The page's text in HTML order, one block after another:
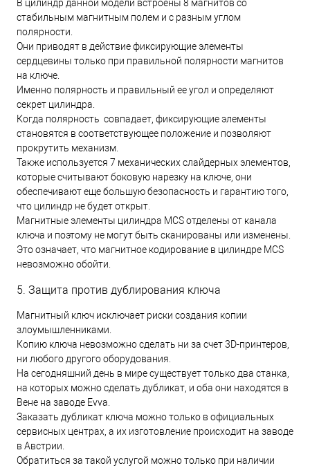
В цилиндр данной модели встроены 8 магнитов со
стабильным магнитным полем и с разным углом
полярности.
Они приводят в действие фиксирующие элементы
сердцевины только при правильной полярности магнитов
на ключе.
Именно полярность и правильный ее угол и определяют
секрет цилиндра.
Когда полярность совпадает, фиксирующие элементы
становятся в соответствующее положение и позволяют
прокрутить механизм.
Также используется 7 механических слайдерных элементов,
которые считывают боковую нарезку на ключе, они
обеспечивают еще большую безопасность и гарантию того,
что цилиндр не будет открыт.
Магнитные элементы цилиндра MCS отделены от канала
ключа и поэтому не могут быть сканированы или изменены.
Это означает, что магнитное кодирование в цилиндре MCS
невозможно обойти.
5. Защита против дублирования ключа
Магнитный ключ исключает риски создания копии
злоумышленниками.
Копию ключа невозможно сделать ни за счет 3D-принтеров,
ни любого другого оборудования.
На сегодняшний день в мире существует только два станка,
на которых можно сделать дубликат, и оба они находятся в
Вене на заводе Evva.
Заказать дубликат ключа можно только в официальных
сервисных центрах, а их изготовление происходит на заводе
в Австрии.
Обратиться за такой услугой можно только при наличии